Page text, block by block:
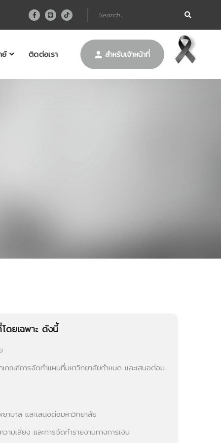
ย์ ติดต่อเรา สำหรับเจ้าหน้าที่
ดยเฉพาะ ดังนี้
กณฑ์การจัดทำแผนที่มหาวิทยาลัยกำหนด และเสนอต่อม
บาล และเสนอต่อมหาวิทยาลัย
มเสี่ยง และการจัดทำรายงานทางการเงิน